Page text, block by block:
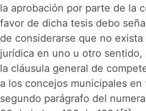
la aprobación por parte de la
favor de dicha tesis debo
de considerarse que no
jurídica en uno u otro sentido,
la cláusula general de
a los concejos municipales
segundo parágrafo del